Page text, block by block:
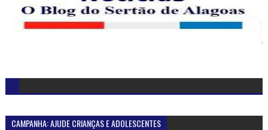
CAMPANHA: AJUDE CRIANÇAS E ADOLESCENTES